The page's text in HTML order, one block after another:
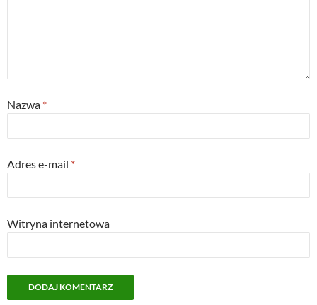
Nazwa *
Adres e-mail *
Witryna internetowa